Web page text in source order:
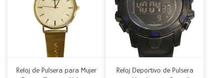
Reloj de Pulsera para Mujer
Reloj Deportivo de Pulsera